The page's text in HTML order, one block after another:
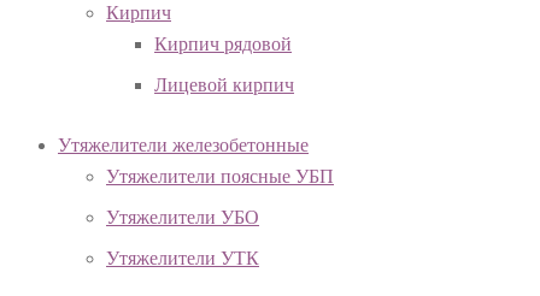
Кирпич
Кирпич рядовой
Лицевой кирпич
Утяжелители железобетонные
Утяжелители поясные УБП
Утяжелители УБО
Утяжелители УТК